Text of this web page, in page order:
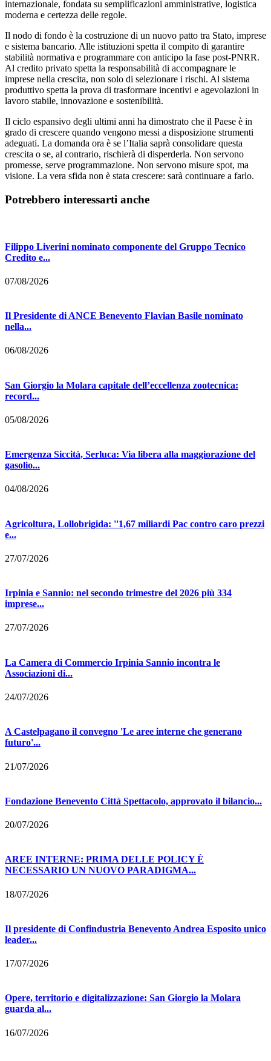
internazionale, fondata su semplificazioni amministrative, logistica
moderna e certezza delle regole.
Il nodo di fondo è la costruzione di un nuovo patto tra Stato, imprese
e sistema bancario. Alle istituzioni spetta il compito di garantire
stabilità normativa e programmare con anticipo la fase post-PNRR.
Al credito privato spetta la responsabilità di accompagnare le
imprese nella crescita, non solo di selezionare i rischi. Al sistema
produttivo spetta la prova di trasformare incentivi e agevolazioni in
lavoro stabile, innovazione e sostenibilità.
Il ciclo espansivo degli ultimi anni ha dimostrato che il Paese è in
grado di crescere quando vengono messi a disposizione strumenti
adeguati. La domanda ora è se l’Italia saprà consolidare questa
crescita o se, al contrario, rischierà di disperderla. Non servono
promesse, serve programmazione. Non servono misure spot, ma
visione. La vera sfida non è stata crescere: sarà continuare a farlo.
Potrebbero interessarti anche
Filippo Liverini nominato componente del Gruppo Tecnico
Credito e...
07/08/2026
Il Presidente di ANCE Benevento Flavian Basile nominato
nella...
06/08/2026
San Giorgio la Molara capitale dell’eccellenza zootecnica:
record...
05/08/2026
Emergenza Siccità, Serluca: Via libera alla maggiorazione del
gasolio...
04/08/2026
Agricoltura, Lollobrigida: ''1,67 miliardi Pac contro caro prezzi
e...
27/07/2026
Irpinia e Sannio: nel secondo trimestre del 2026 più 334
imprese...
27/07/2026
La Camera di Commercio Irpinia Sannio incontra le
Associazioni di...
24/07/2026
A Castelpagano il convegno 'Le aree interne che generano
futuro'...
21/07/2026
Fondazione Benevento Città Spettacolo, approvato il bilancio...
20/07/2026
AREE INTERNE: PRIMA DELLE POLICY È
NECESSARIO UN NUOVO PARADIGMA...
18/07/2026
Il presidente di Confindustria Benevento Andrea Esposito unico
leader...
17/07/2026
Opere, territorio e digitalizzazione: San Giorgio la Molara
guarda al...
16/07/2026